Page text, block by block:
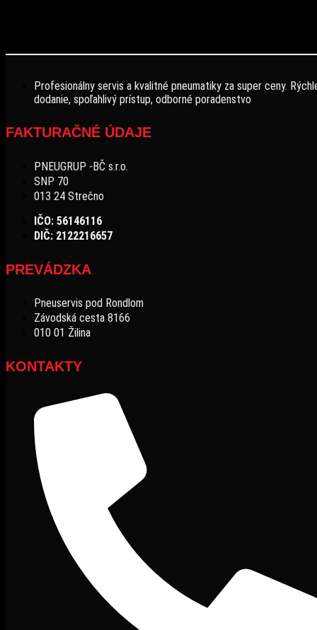
Profesionálny servis a kvalitné pneumatiky za super ceny.
dodanie, spoľahlivý prístup, odborné poradenstvo
FAKTURAČNÉ ÚDAJE
PNEUGRUP -BČ s.r.o.
SNP 70
013 24 Strečno
IČO: 56146116
DIČ: 2122216657
PREVÁDZKA
Pneuservis pod Rondlom
Závodská cesta 8166
010 01 Žilina
KONTAKTY